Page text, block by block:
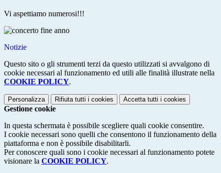
Vi aspettiamo numerosi!!!
Notizie
Questo sito o gli strumenti terzi da questo utilizzati si avvalgono di
cookie necessari al funzionamento ed utili alle finalità illustrate nella
COOKIE POLICY.
Personalizza Rifiuta tutti i cookies Accetta tutti i cookies
Gestione cookie
In questa schermata è possibile scegliere quali cookie consentire.
I cookie necessari sono quelli che consentono il funzionamento della
piattaforma e non è possibile disabilitarli.
Per conoscere quali sono i cookie necessari al funzionamento potete
visionare la COOKIE POLICY.